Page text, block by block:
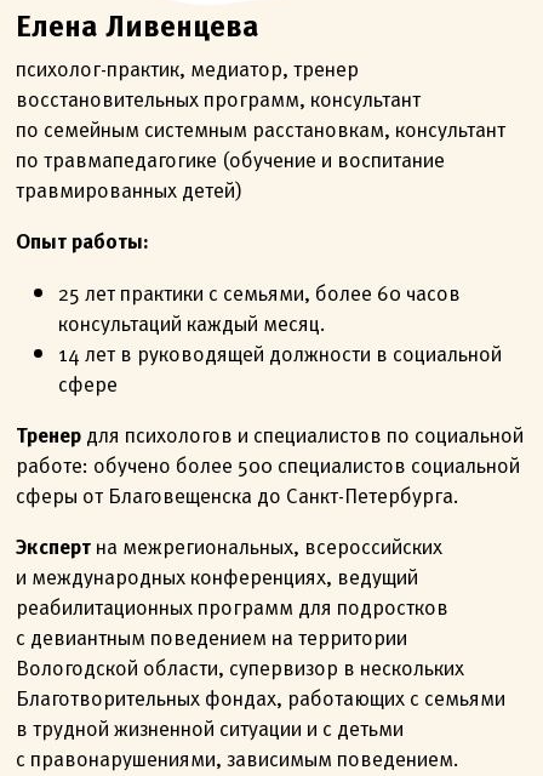
Елена Ливенцева
психолог-практик, медиатор, тренер
восстановительных программ, консультант
по семейным системным расстановкам, консультант
по травмапедагогике (обучение и воспитание
травмированных детей)
Опыт работы:
25 лет практики с семьями, более 60 часов
консультаций каждый месяц.
14 лет в руководящей должности в социальной
сфере
Тренердля психологов и специалистов по социальной
работе: обучено более 500 специалистов социальной
сферы от Благовещенска до Санкт-Петербурга.
Экспертна межрегиональных, всероссийских
и международных конференциях, ведущий
реабилитационных программ для подростков
с девиантным поведением на территории
Вологодской области, супервизор в нескольких
Благотворительных фондах, работающих с семьями
в трудной жизненной ситуации и с детьми
с правонарушениями, зависимым поведением.